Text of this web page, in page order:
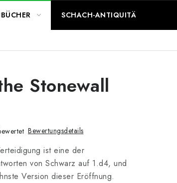
SCHACH-ANTIQUITÄTENLADEN
Stonewall
Bewertungsdetails
ist eine der
von Schwarz auf 1.d4, und
Version dieser Eröffnung.